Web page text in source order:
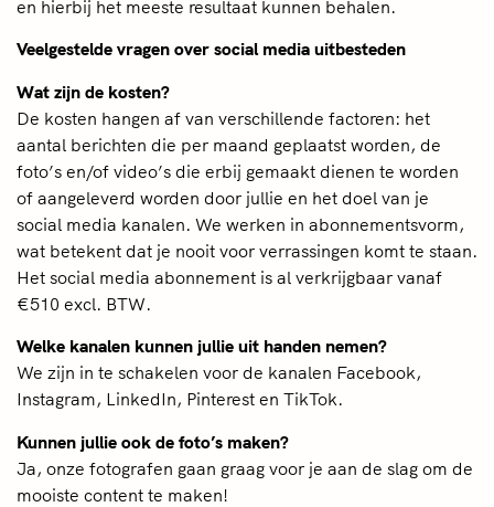
en hierbij het meeste resultaat kunnen behalen.
Veelgestelde vragen over social media uitbesteden
Wat zijn de kosten?
De kosten hangen af van verschillende factoren: het
aantal berichten die per maand geplaatst worden, de
foto’s en/of video’s die erbij gemaakt dienen te worden
of aangeleverd worden door jullie en het doel van je
social media kanalen. We werken in abonnementsvorm,
wat betekent dat je nooit voor verrassingen komt te staan.
Het social media abonnement is al verkrijgbaar vanaf
€510 excl. BTW.
Welke kanalen kunnen jullie uit handen nemen?
We zijn in te schakelen voor de kanalen Facebook,
Instagram, LinkedIn, Pinterest en TikTok.
Kunnen jullie ook de foto’s maken?
Ja, onze fotografen gaan graag voor je aan de slag om de
mooiste content te maken!